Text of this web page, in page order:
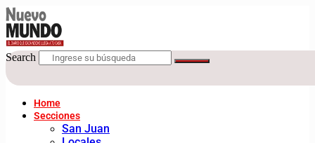
Search
Home
Secciones
San Juan